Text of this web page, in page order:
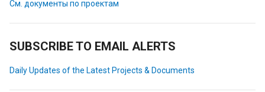
См. документы по проектам
SUBSCRIBE TO EMAIL ALERTS
Daily Updates of the Latest Projects & Documents